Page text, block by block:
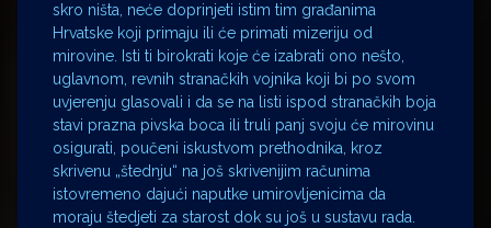
skro ništa, neće doprinjeti istim tim građanima
Hrvatske koji primaju ili će primati mizeriju od
mirovine. Isti ti birokrati koje će izabrati ono nešto,
uglavnom, revnih stranačkih vojnika koji bi po svom
uvjerenju glasovali i da se na listi ispod stranačkih boja
stavi prazna pivska boca ili truli panj svoju će mirovinu
osigurati, poučeni iskustvom prethodnika, kroz
skrivenu „štednju“ na još skrivenijim računima
istovremeno dajući naputke umirovljenicima da
moraju štedjeti za starost dok su još u sustavu rada.